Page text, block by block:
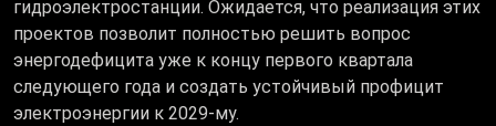
гидроэлектростанции. Ожидается, что реализация этих
проектов позволит полностью решить вопрос
энергодефицита уже к концу первого квартала
следующего года и создать устойчивый профицит
электроэнергии к 2029-му.